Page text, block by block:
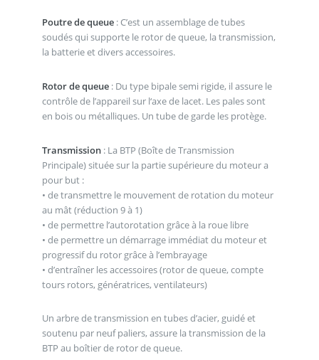
Poutre de queue: C’est un assemblage de tubes
soudés qui supporte le rotor de queue, la transmission,
la batterie et divers accessoires.
Rotor de queue: Du type bipale semi rigide, il assure le
contrôle de l’appareil sur l‘axe de lacet. Les pales sont
en bois ou métalliques. Un tube de garde les protège.
Transmission: La BTP (Boîte de Transmission
Principale) située sur la partie supérieure du moteur a
pour but :
• de transmettre le mouvement de rotation du moteur
au mât (réduction 9 à 1)
• de permettre l’autorotation grâce à la roue libre
• de permettre un démarrage immédiat du moteur et
progressif du rotor grâce à l’embrayage
• d’entraîner les accessoires (rotor de queue, compte
tours rotors, génératrices, ventilateurs)
Un arbre de transmission en tubes d’acier, guidé et
soutenu par neuf paliers, assure la transmission de la
BTP au boîtier de rotor de queue.